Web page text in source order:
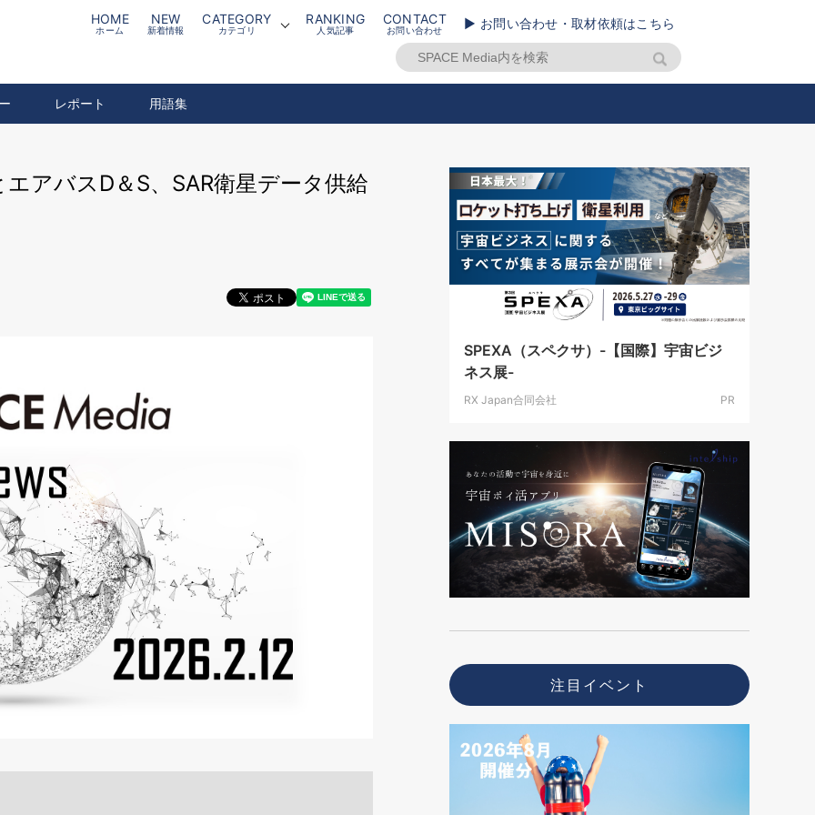
HOME
ホーム
NEW
新着情報
CATEGORY
カテゴリ
RANKING
人気記事
CONTACT
お問い合わせ ▶ お問い合わせ・取材依頼はこちら
レポート 用語集
アバスD＆S、SAR衛星データ供給
SPEXA（スペクサ）-【国際】宇宙ビジ
ネス展-
RX Japan合同会社 PR
注目イベント